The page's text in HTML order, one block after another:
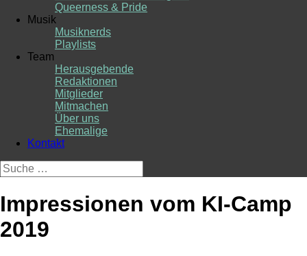
Queerness & Pride
Musik
Musiknerds
Playlists
Team
Herausgebende
Redaktionen
Mitglieder
Mitmachen
Über uns
Ehemalige
Kontakt
Suche
nach:
Impressionen vom KI-Camp
2019